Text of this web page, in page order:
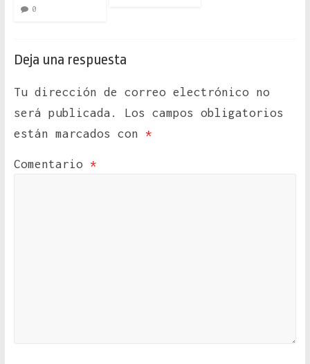
0
Deja una respuesta
Tu dirección de correo electrónico no
será publicada.
Los campos obligatorios
están marcados con *
Comentario *